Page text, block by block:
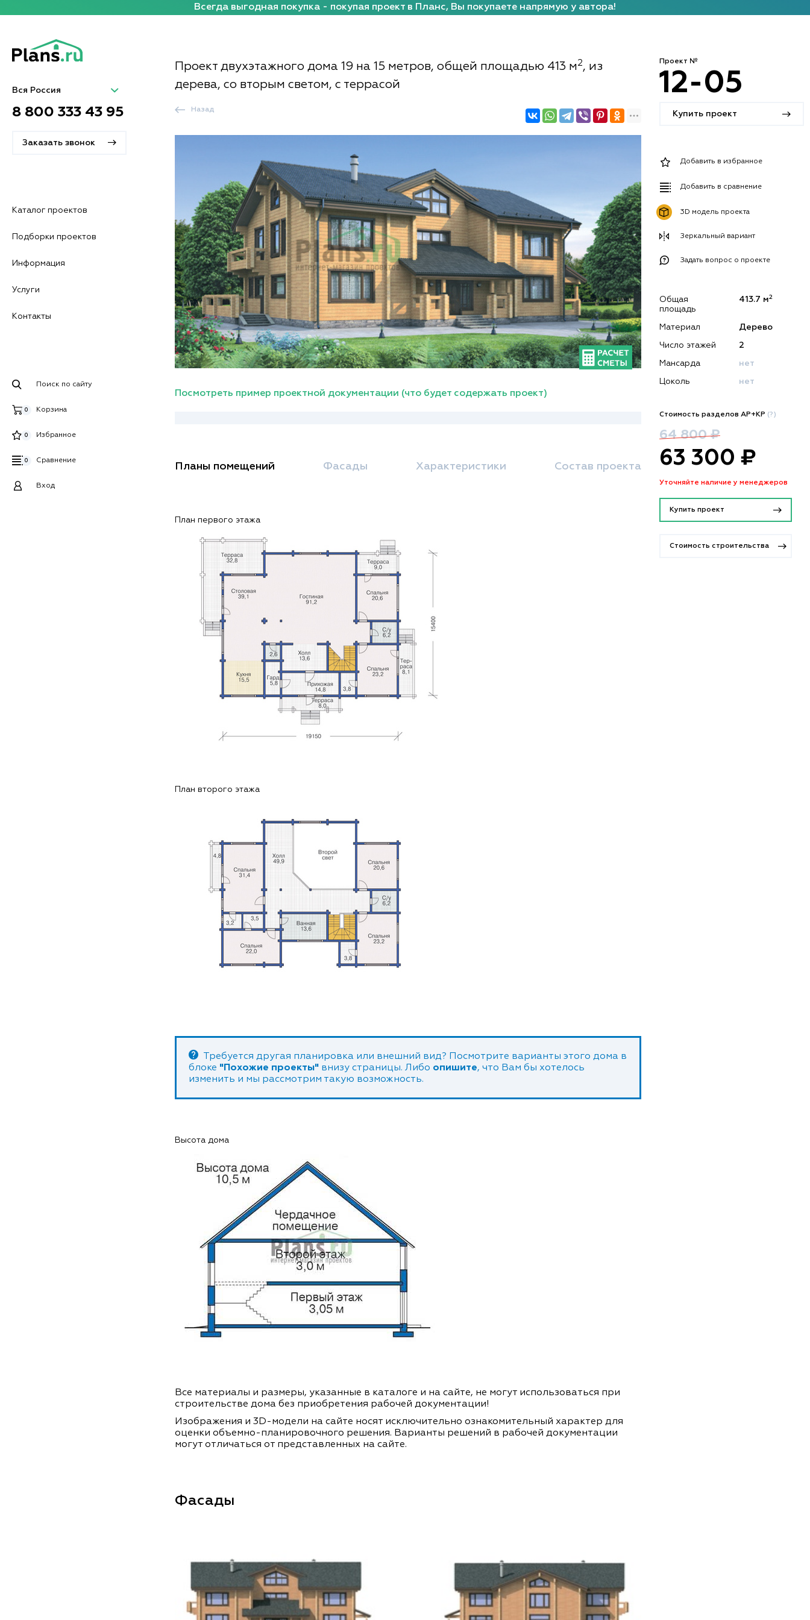
Всегда выгодная покупка - покупая проект в Планс, Вы покупаете напрямую у автора!
Вся Россия
8 800 333 43 95
Заказать звонок
Каталог проектов
Подборки проектов
Информация
Услуги
Контакты
Поиск по сайту
Корзина
0
Избранное
0
Сравнение
0
Вход
Проект двухэтажного дома 19 на 15 метров, общей площадью 413 м2, из
дерева, со вторым светом, с террасой
Назад
Посмотреть пример проектной документации (что будет содержать проект)
Планы помещений Фасады Характеристики Состав проекта
План первого этажа
План второго этажа
Требуется другая планировка или внешний вид? Посмотрите варианты этого дома в
блоке "Похожие проекты" внизу страницы. Либо опишите, что Вам бы хотелось
изменить и мы рассмотрим такую возможность.
Высота дома
Все материалы и размеры, указанные в каталоге и на сайте, не могут использоваться при
строительстве дома без приобретения рабочей документации!
Изображения и 3D-модели на сайте носят исключительно ознакомительный характер для
оценки объемно-планировочного решения. Варианты решений в рабочей документации
могут отличаться от представленных на сайте.
Фасады
Проект №
12-05
Купить проект
Добавить в избранное
Добавить в сравнение
3D модель проекта
Зеркальный вариант
Задать вопрос о проекте
Общая
площадь
413.7 м2
Материал Дерево
Число этажей 2
Мансарда нет
Цоколь нет
Стоимость разделов АР+КР (?)
64 800 ₽
63 300 ₽
Уточняйте наличие у менеджеров
Купить проект
Стоимость строительства